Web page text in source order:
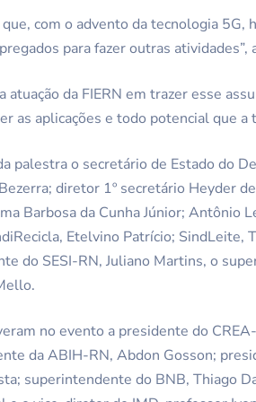
com o advento da tecnologia 5G,
para fazer outras atividades”,
atuação da FIERN em trazer esse
as aplicações e todo potencial que
palestra o secretário de Estado do
diretor 1º secretário Heyder
Barbosa da Cunha Júnior; Antônio
Etelvino Patrício;
do SESI-RN, Juliano Martins, o
no evento a presidente do
da ABIH-RN, Abdon Gosson;
superintendente do BNB, Thiago